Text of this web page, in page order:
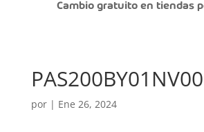
Cambio gratuito en tiendas
por | Ene 26, 2024